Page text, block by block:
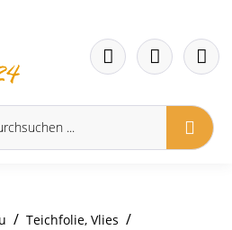
/ Teichfolie, Vlies /